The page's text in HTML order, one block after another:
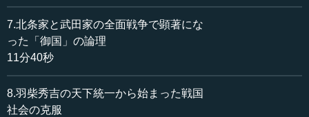
てに文書を出す仕組みをつくり出しました。それまでは、
戦国大名は領国における王様なので、対面性のない者に対
して直接書類を出すことはあり得ませんでした。身分制社
会であったために、自分の署名をした書類を出すとして
でした。納税する村に直接書類を出すことは、身分の違い
が大きすぎるために有り得なかったのです。そのため、村
7.北条家と武田家の全面戦争で顕著にな
った「御国」の論理
11分40秒
8.羽柴秀吉の天下統一から始まった戦国
社会の克服